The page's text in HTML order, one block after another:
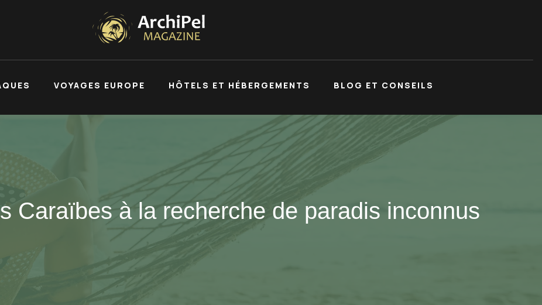
VOYAGES EUROPE HÔTELS ET HÉBERGEMENTS BLOG ET CONSEILS
Caraïbes à la recherche de paradis inconnus